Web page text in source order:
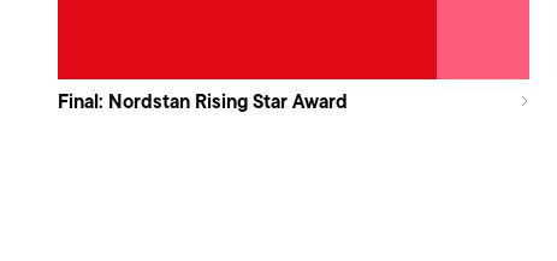
Final: Nordstan Rising Star Award